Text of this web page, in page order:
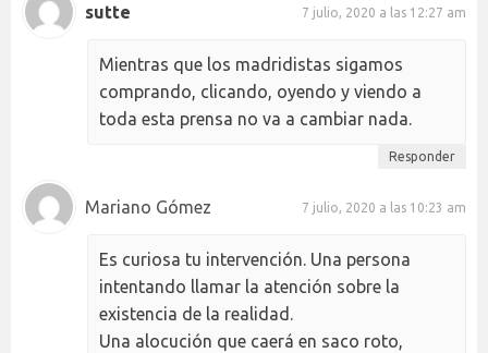
sutte 7 julio, 2020 a las 12:27 am
Mientras que los madridistas sigamos
comprando, clicando, oyendo y viendo a
toda esta prensa no va a cambiar nada.
Responder
Mariano Gómez 7 julio, 2020 a las 10:23 am
Es curiosa tu intervención. Una persona
intentando llamar la atención sobre la
existencia de la realidad.
Una alocución que caerá en saco roto,